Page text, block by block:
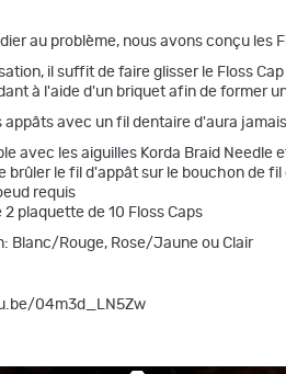
au problème, nous avons conçu les
il suffit de faire glisser le Floss
à l'aide d'un briquet afin de former
avec un fil dentaire d'aura
avec les aiguilles Korda Braid Needle
brûler le fil d'appât sur le bouchon de
requis
2 plaquette de 10 Floss Caps
Blanc/Rouge, Rose/Jaune ou Clair
04m3d_LN5Zw